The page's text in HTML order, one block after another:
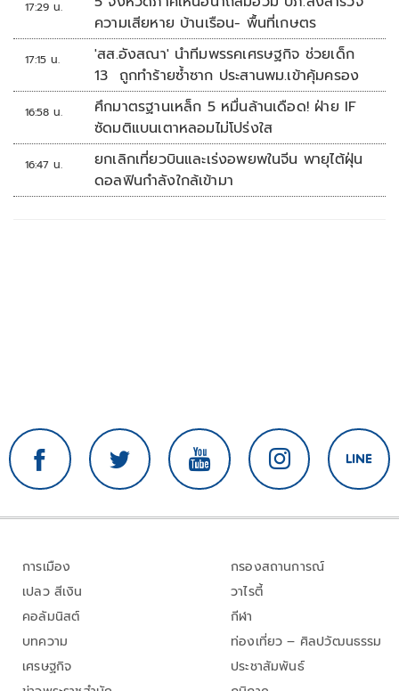
17:29 น.
ความเสียหาย บ้านเรือน- พื้นที่เกษตร
17:15 น.
'สส.อังสณา' นำทีมพรรคเศรษฐกิจ ช่วยเด็ก
13 ถูกทำร้ายซ้ำซาก ประสานพม.เข้าคุ้มครอง
16:58 น.
ศึกมาตรฐานเหล็ก 5 หมื่นล้านเดือด! ฝ่าย IF
ซัดมติแบนเตาหลอมไม่โปร่งใส
16:47 น.
ยกเลิกเที่ยวบินและเร่งอพยพในจีน พายุไต้ฝุ่น
ดอลฟินกำลังใกล้เข้ามา
การเมือง
เปลว สีเงิน
คอลัมนิสต์
บทความ
เศรษฐกิจ
กรองสถานการณ์
วาไรตี้
กีฬา
ท่องเที่ยว – ศิลปวัฒนธรรม
ประชาสัมพันธ์